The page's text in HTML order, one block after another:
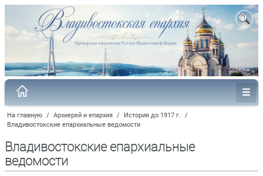
На главную / Архиерей и епархия / История до 1917 г.
/
Владивостокские епархиальные ведомости
Владивостокские епархиальные
ведомости